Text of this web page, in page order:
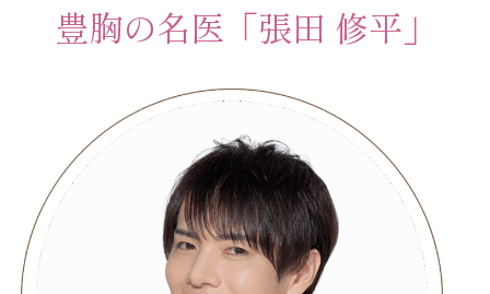
豊胸の名医「張田 修平」